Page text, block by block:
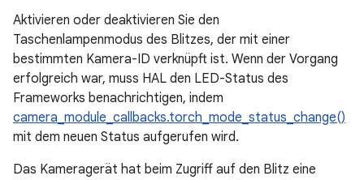
Aktivieren oder deaktivieren Sie den
Taschenlampenmodus des Blitzes, der mit einer
bestimmten Kamera-ID verknüpft ist. Wenn der Vorgang
erfolgreich war, muss HAL den LED-Status des
Frameworks benachrichtigen, indem
camera_module_callbacks.torch_mode_status_change()
mit dem neuen Status aufgerufen wird.
Das Kameragerät hat beim Zugriff auf den Blitz eine